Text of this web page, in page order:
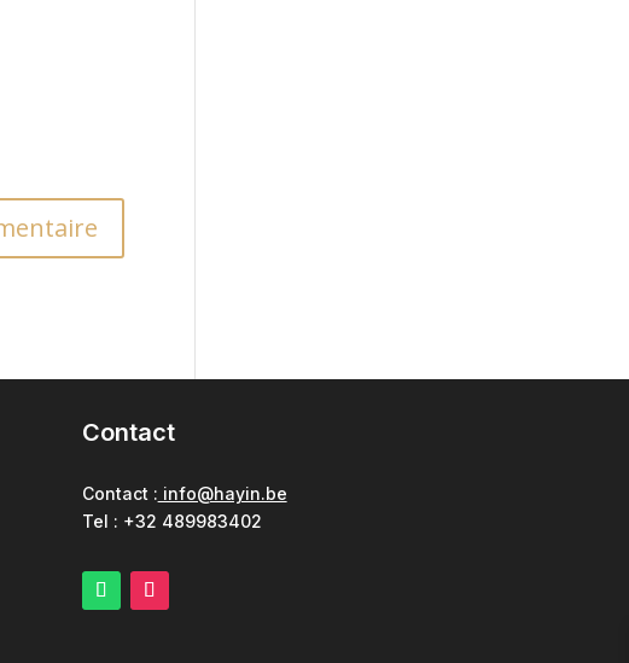
Contact
Contact : info@hayin.be
Tel : +32 489983402